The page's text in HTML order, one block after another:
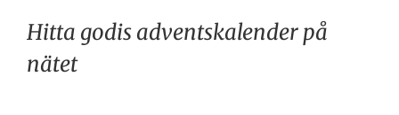
Hitta godis adventskalender på
nätet